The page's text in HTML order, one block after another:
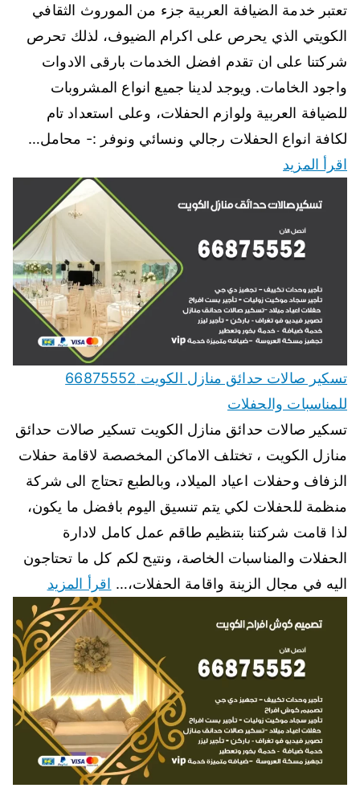
تعتبر خدمة الضيافة العربية جزء من الموروث الثقافي
الكويتي الذي يحرص على اكرام الضيوف، لذلك تحرص
شركتنا على ان تقدم افضل الخدمات بارقى الادوات
واجود الخامات. ويوجد لدينا جميع انواع المشروبات
للضيافة العربية ولوازم الحفلات، وعلى استعداد تام
لكافة انواع الحفلات رجالي ونسائي ونوفر :- محامل…
اقرأ المزيد
تسكير صالات حدائق منازل الكويت 66875552
للمناسبات والحفلات
تسكير صالات حدائق منازل الكويت تسكير صالات حدائق
منازل الكويت ، تختلف الاماكن المخصصة لاقامة حفلات
الزفاف وحفلات اعياد الميلاد، وبالطبع تحتاج الى شركة
منظمة للحفلات لكي يتم تنسيق اليوم بافضل ما يكون،
لذا قامت شركتنا بتنظيم طاقم عمل كامل لادارة
الحفلات والمناسبات الخاصة، ونتيح لكم كل ما تحتاجون
اليه في مجال الزينة واقامة الحفلات،… اقرأ المزيد